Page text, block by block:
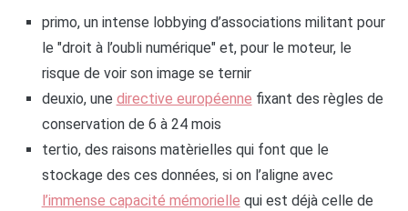
primo, un intense lobbying d’associations militant pour
le "droit à l’oubli numérique" et, pour le moteur, le
risque de voir son image se ternir
deuxio, une directive européenne fixant des règles de
conservation de 6 à 24 mois
tertio, des raisons matèrielles qui font que le
stockage des ces données, si on l’aligne avec
l’immense capacité mémorielle qui est déjà celle de